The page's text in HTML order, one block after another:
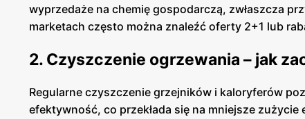
wyprzedaże na chemię gospodarczą, zwłaszcza
marketach często można znaleźć oferty 2+1 lub
2. Czyszczenie ogrzewania – jak
Regularne czyszczenie grzejników i kaloryferów
efektywność, co przekłada się na mniejsze zużycie